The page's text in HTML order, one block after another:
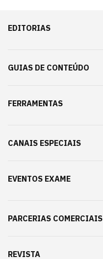
EDITORIAS
GUIAS DE CONTEÚDO
FERRAMENTAS
CANAIS ESPECIAIS
EVENTOS EXAME
PARCERIAS COMERCIAIS
REVISTA